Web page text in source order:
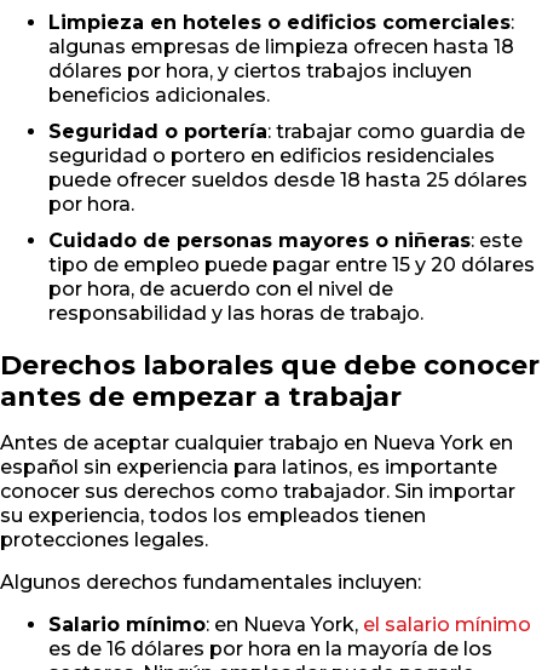
Limpieza en hoteles o edificios comerciales:
algunas empresas de limpieza ofrecen hasta 18
dólares por hora, y ciertos trabajos incluyen
beneficios adicionales.
Seguridad o portería: trabajar como guardia de
seguridad o portero en edificios residenciales
puede ofrecer sueldos desde 18 hasta 25 dólares
por hora.
Cuidado de personas mayores o niñeras: este
tipo de empleo puede pagar entre 15 y 20 dólares
por hora, de acuerdo con el nivel de
responsabilidad y las horas de trabajo.
Derechos laborales que debe conocer
antes de empezar a trabajar
Antes de aceptar cualquier trabajo en Nueva York en
español sin experiencia para latinos, es importante
conocer sus derechos como trabajador. Sin importar
su experiencia, todos los empleados tienen
protecciones legales.
Algunos derechos fundamentales incluyen:
Salario mínimo: en Nueva York, el salario mínimo
es de 16 dólares por hora en la mayoría de los